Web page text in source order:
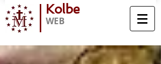
Kolbe
WEB